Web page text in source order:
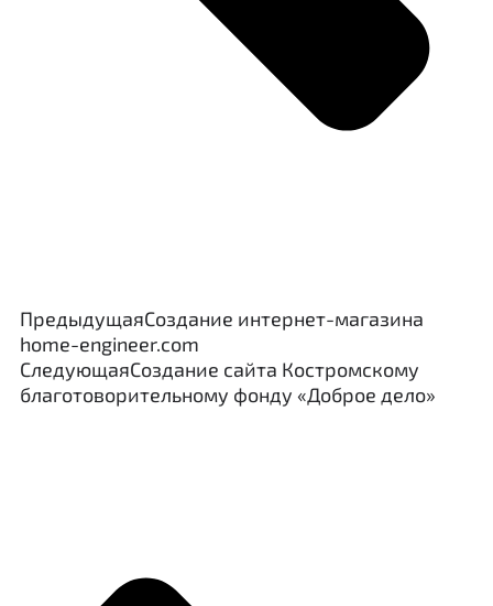
ПредыдущаяСоздание интернет-магазина
home-engineer.com
СледующаяСоздание сайта Костромскому
благотоворительному фонду «Доброе дело»